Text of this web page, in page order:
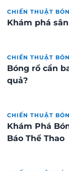
CHIẾN THUẬT
Khám phá
CHIẾN THUẬT
Bóng rổ cần
quả?
CHIẾN THUẬT
Khám Phá
Báo Thể Thao